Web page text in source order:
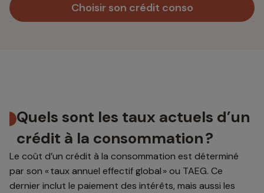
Choisir son crédit conso
Quels sont les taux actuels d’un
crédit à la consommation ?
Le coût d’un crédit à la consommation est déterminé
par son « taux annuel effectif global » ou TAEG. Ce
dernier inclut le paiement des intérêts, mais aussi les